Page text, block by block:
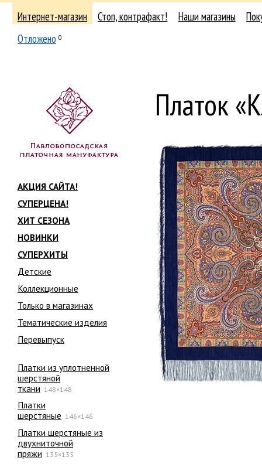
Интернет-магазин Стоп, контрафакт! Наши магазины
Отложено 0
АКЦИЯ САЙТА!
СУПЕРЦЕНА!
ХИТ СЕЗОНА
НОВИНКИ
СУПЕРХИТЫ
Детские
Коллекционные
Только в магазинах
Тематические изделия
Перевыпуск
Платки из уплотненной
шерстяной
ткани 148×148
Платки
шерстяные 146×146
Платки шерстяные из
двухниточной
пряжи 135×135
Платок